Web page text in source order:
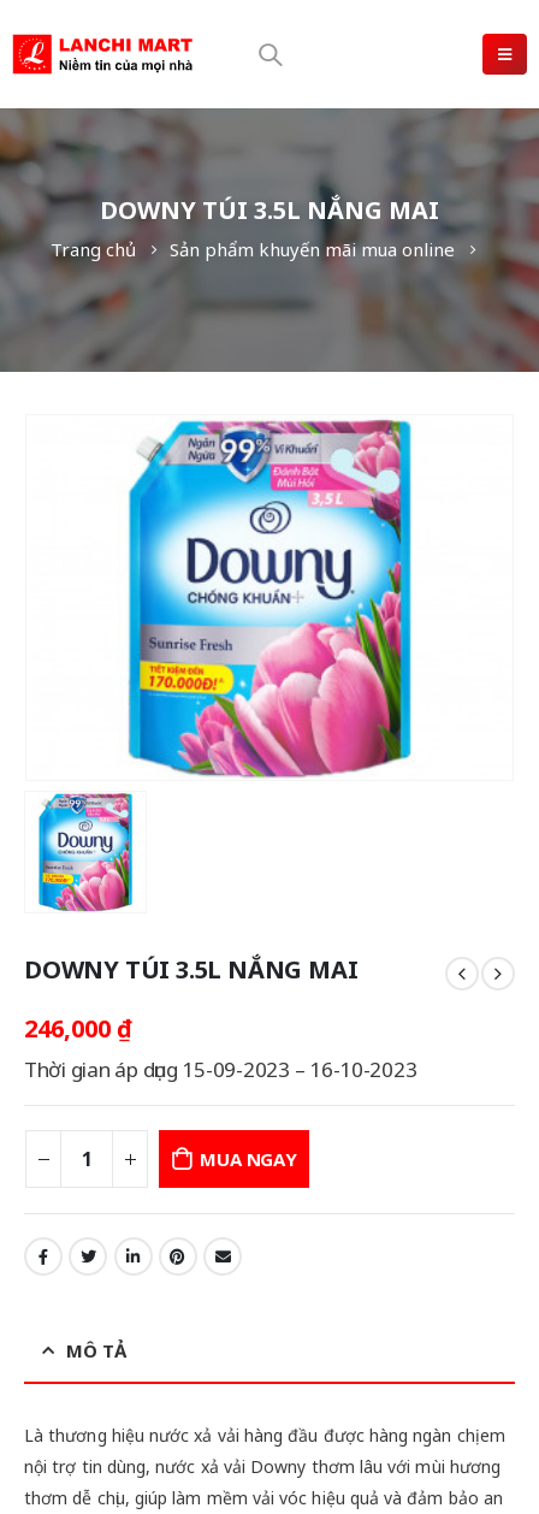
DOWNY TÚI 3.5L NẮNG MAI
Trang chủ Sản phẩm khuyến mãi mua online
DOWNY TÚI 3.5L NẮNG MAI
246,000 ₫
Thời gian áp dụng 15-09-2023 – 16-10-2023
MUA NGAY
MÔ TẢ
Là thương hiệu nước xả vải hàng đầu được hàng ngàn chị em
nội trợ tin dùng, nước xả vải Downy thơm lâu với mùi hương
thơm dễ chịu, giúp làm mềm vải vóc hiệu quả và đảm bảo an